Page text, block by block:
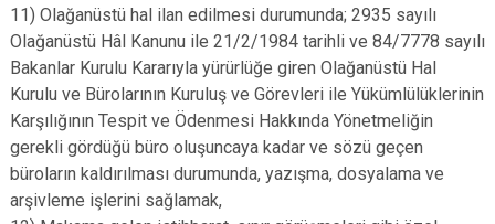
11) Olağanüstü hal ilan edilmesi durumunda; 2935 sayılı
Olağanüstü Hâl Kanunu ile 21/2/1984 tarihli ve 84/7778 sayılı
Bakanlar Kurulu Kararıyla yürürlüğe giren Olağanüstü Hal
Kurulu ve Bürolarının Kuruluş ve Görevleri ile Yükümlülüklerinin
Karşılığının Tespit ve Ödenmesi Hakkında Yönetmeliğin
gerekli gördüğü büro oluşuncaya kadar ve sözü geçen
büroların kaldırılması durumunda, yazışma, dosyalama ve
arşivleme işlerini sağlamak,